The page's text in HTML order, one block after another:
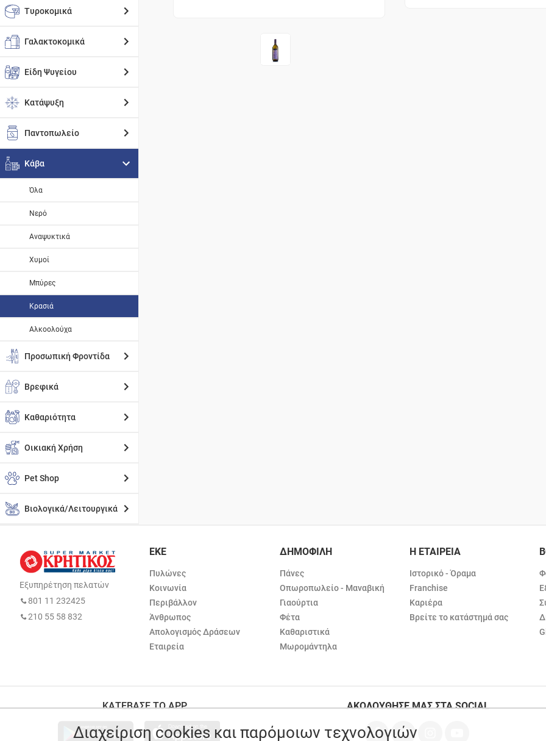
Τυροκομικά
Γαλακτοκομικά
Είδη Ψυγείου
Κατάψυξη
Παντοπωλείο
Κάβα
Όλα
Νερό
Αναψυκτικά
Χυμοί
Μπύρες
Κρασιά
Αλκοολούχα
Προσωπική Φροντίδα
Βρεφικά
Καθαριότητα
Οικιακή Χρήση
Pet Shop
Βιολογικά/Λειτουργικά
Εξυπηρέτηση πελατών
801 11 232425
210 55 58 832
ΕΚΕ
Πυλώνες
Κοινωνία
Περιβάλλον
Άνθρωπος
Απολογισμός Δράσεων
Εταιρεία
ΔΗΜΟΦΙΛΗ
Πάνες
Οπωροπωλείο - Μαναβική
Γιαούρτια
Φέτα
Καθαριστικά
Μωρομάντηλα
Η ΕΤΑΙΡΕΙΑ
Ιστορικό - Όραμα
Franchise
Καριέρα
Βρείτε το κατάστημά σας
ΚΑΤΕΒΑΣΕ ΤΟ APP ΑΚΟΛΟΥΘΗΣΕ ΜΑΣ ΣΤΑ SOCIAL
Διαχείριση cookies και παρόμοιων τεχνολογιών